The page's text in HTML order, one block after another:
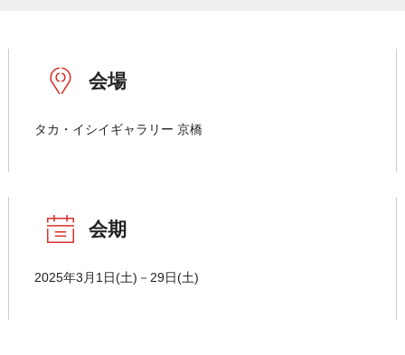
会場
タカ・イシイギャラリー 京橋
会期
2025年3月1日(土)－29日(土)